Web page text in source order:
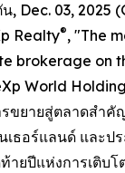
, Dec. 03, 2025
Realty®, "The
brokerage on
World
ขยายสู่ตลาดสำคั
เธอร์แลนด์ และป
ายปีแห่งการเติบ